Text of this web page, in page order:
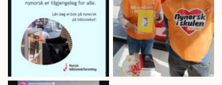
biblioteket! er
oppmodinga frå
Norsk
Bibliotekforeining.
No Caption